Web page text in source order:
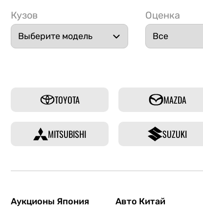
Кузов Оценка
TOYOTA MAZDA
MITSUBISHI SUZUKI
Аукционы Япония Авто Китай